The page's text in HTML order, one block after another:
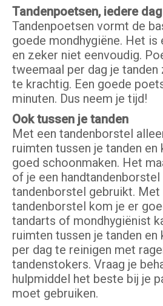
Tandenpoetsen, iedere
Tandenpoetsen vormt de
goede mondhygiëne. Het is
en zeker niet eenvoudig.
tweemaal per dag je
te krachtig. Een goede
minuten. Dus neem je tijd!
Ook tussen je tanden
Met een tandenborstel
ruimten tussen je tanden
goed schoonmaken. Het
of je een
tandenborstel gebruikt. Met
tandenborstel kom je er
tandarts of mondhygiënist
ruimten tussen je tanden en
per dag te reinigen met
tandenstokers. Vraag je
hulpmiddel het beste bij je
moet gebruiken.